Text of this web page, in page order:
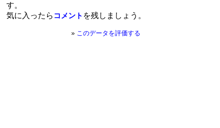
す。
気に入ったら コメント を残しましょう。
» このデータを評価する